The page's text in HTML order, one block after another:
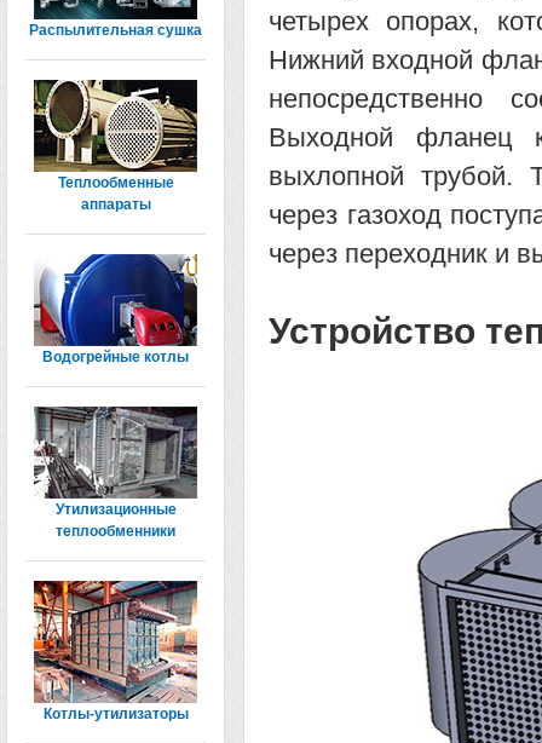
четырех опорах,
Нижний входной
непосредственно
Выходной фланец
выхлопной трубой.
через газоход
через переходник и
Устройство
Распылительная сушка
Теплообменные
аппараты
Водогрейные котлы
Утилизационные
теплообменники
Котлы-утилизаторы